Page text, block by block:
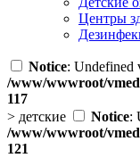
Центры
Notice: Undefined
/www/wwwroot/
117
> детские Notice:
/www/wwwroot/
121